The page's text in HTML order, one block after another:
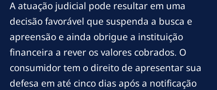
A atuação judicial pode resultar em uma
decisão favorável que suspenda a busca e
apreensão e ainda obrigue a instituição
financeira a rever os valores cobrados. O
consumidor tem o direito de apresentar sua
defesa em até cinco dias após a notificação